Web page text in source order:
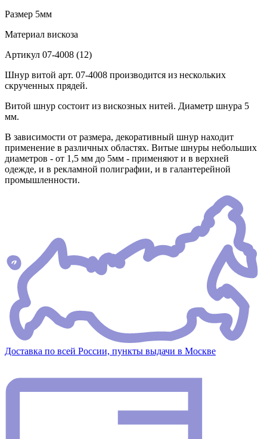
Размер 5мм
Материал вискоза
Артикул 07-4008 (12)
Шнур витой арт. 07-4008 производится из нескольких
скрученных прядей.
Витой шнур состоит из вискозных нитей. Диаметр шнура 5
мм.
В зависимости от размера, декоративный шнур находит
применение в различных областях. Витые шнуры небольших
диаметров - от 1,5 мм до 5мм - применяют и в верхней
одежде, и в рекламной полиграфии, и в галантерейной
промышленности.
Доставка по всей России, пункты выдачи в Москве